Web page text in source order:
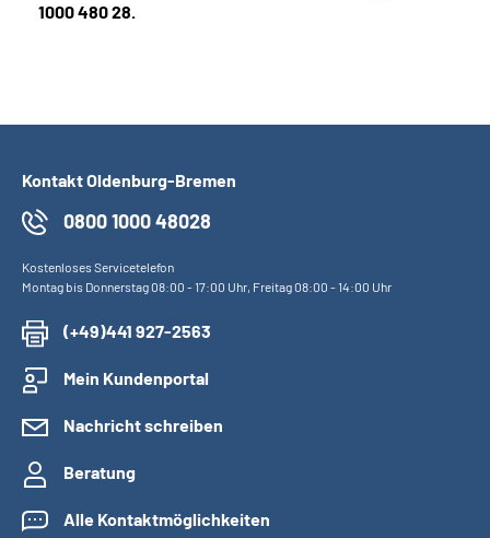
1000 480 28.
Kontakt Oldenburg-Bremen
0800 1000 48028
Kostenloses Servicetelefon
Montag bis Donnerstag 08:00 - 17:00 Uhr, Freitag 08:00 - 14:00 Uhr
(+49)441 927-2563
Mein Kundenportal
Nachricht schreiben
Beratung
Alle Kontaktmöglichkeiten